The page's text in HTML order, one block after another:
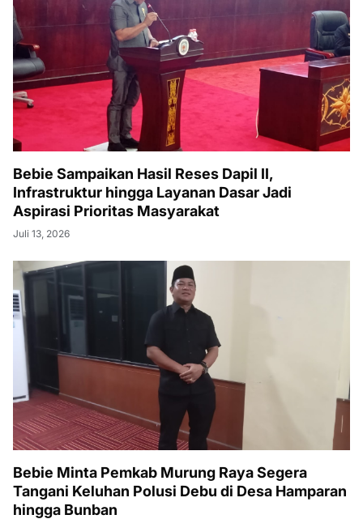
Bebie Sampaikan Hasil Reses Dapil II,
Infrastruktur hingga Layanan Dasar Jadi
Aspirasi Prioritas Masyarakat
Juli 13, 2026
Bebie Minta Pemkab Murung Raya Segera
Tangani Keluhan Polusi Debu di Desa Hamparan
hingga Bunban